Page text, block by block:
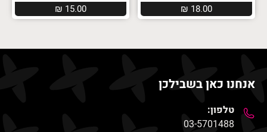
₪ 18.00
₪ 15.00
אנחנו כאן בשבילכן
טלפון:
03-5701488